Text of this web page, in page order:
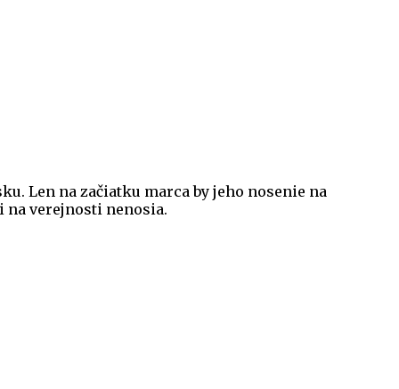
Len na začiatku marca by jeho nosenie na
verejnosti nenosia.